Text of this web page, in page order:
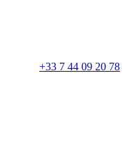
+33 7 44 09 20 78